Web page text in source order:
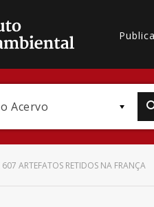
Acervo
ARTEFATOS RETIDOS NA FRANÇA